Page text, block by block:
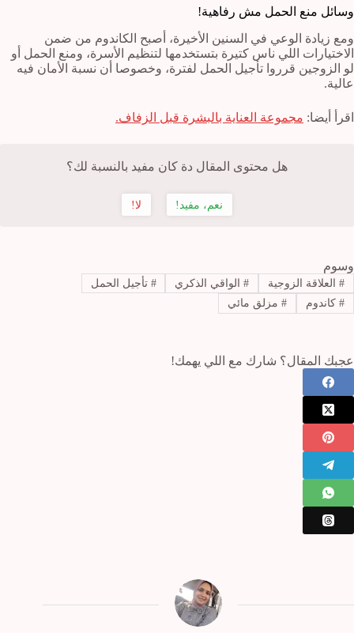
وسائل منع الحمل مش رفاهية!
ومع زيادة الوعي في السنين الأخيرة، أصبح الكاندوم من ضمن
الاختيارات اللي ناس كتيرة بتستخدمها لتنظيم الأسرة، ومنع الحمل أو
لو الزوجين قرروا تأجيل الحمل لفترة، وخصوصا أن نسبة الأمان فيه
عالية.
اقرأ أيضا: مجموعة العناية بالبشرة قبل الزفاف.
هل محتوى المقال دة كان مفيد بالنسبة لك؟
نعم، مفيد! لا!
وسوم
#العلاقة الزوجية #الواقي الذكري # تأجيل الحمل
#كاندوم #مزلق مائي
عجبك المقال؟ شارك مع اللي يهمك!